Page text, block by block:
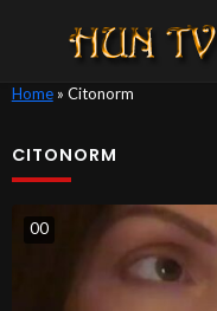
Home» Citonorm
CITONORM
00